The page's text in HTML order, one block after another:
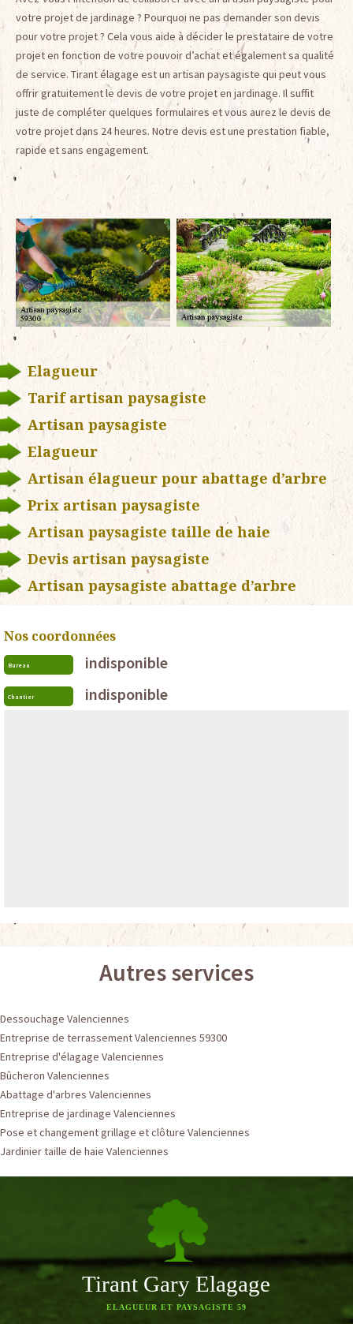
votre projet de jardinage ? Pourquoi ne pas demander son devis
pour votre projet ? Cela vous aide à décider le prestataire de votre
projet en fonction de votre pouvoir d’achat et également sa qualité
de service. Tirant élagage est un artisan paysagiste qui peut vous
offrir gratuitement le devis de votre projet en jardinage. Il suffit
juste de compléter quelques formulaires et vous aurez le devis de
votre projet dans 24 heures. Notre devis est une prestation fiable,
rapide et sans engagement.
Elagueur
Tarif artisan paysagiste
Artisan paysagiste
Elagueur
Artisan élagueur pour abattage d’arbre
Prix artisan paysagiste
Artisan paysagiste taille de haie
Devis artisan paysagiste
Artisan paysagiste abattage d’arbre
Nos coordonnées
Bureau indisponible
Chantier indisponible
Autres services
Dessouchage Valenciennes
Entreprise de terrassement Valenciennes 59300
Entreprise d'élagage Valenciennes
Bûcheron Valenciennes
Abattage d'arbres Valenciennes
Entreprise de jardinage Valenciennes
Pose et changement grillage et clôture Valenciennes
Jardinier taille de haie Valenciennes
Tirant Gary Elagage
ELAGUEUR ET PAYSAGISTE 59